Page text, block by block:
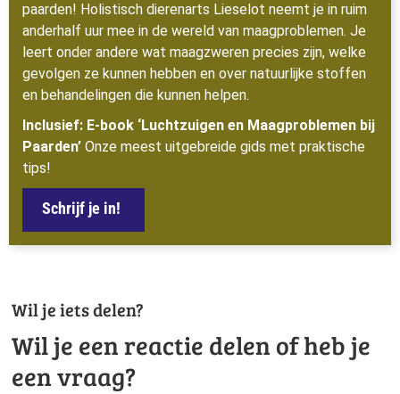
paarden! Holistisch dierenarts Lieselot neemt je in ruim
anderhalf uur mee in de wereld van maagproblemen. Je
leert onder andere wat maagzweren precies zijn, welke
gevolgen ze kunnen hebben en over natuurlijke stoffen
en behandelingen die kunnen helpen.
Inclusief: E-book ‘Luchtzuigen en Maagproblemen bij
Paarden’ Onze meest uitgebreide gids met praktische
tips!
Schrijf je in!
Wil je iets delen?
Wil je een reactie delen of heb je
een vraag?